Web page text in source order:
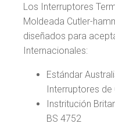
Los Interruptores
Moldeada Cutler-
diseñados para
Internacionales:
Estándar
Interruptores de
Instritución
BS 4752